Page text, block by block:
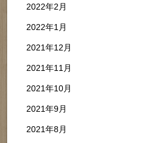
2022年2月
2022年1月
2021年12月
2021年11月
2021年10月
2021年9月
2021年8月